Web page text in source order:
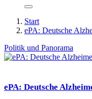
Start
ePA: Deutsche
Politik und Panorama
ePA: Deutsche